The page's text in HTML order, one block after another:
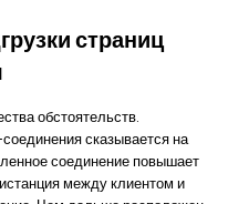
страниц
обстоятельств.
сказывается на
соединение повышает
между клиентом и